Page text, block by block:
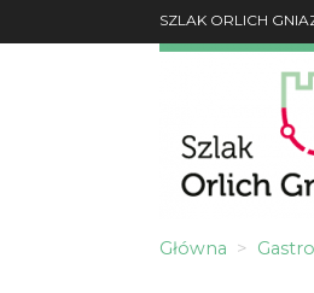
SZLAK ORLICH
Główna